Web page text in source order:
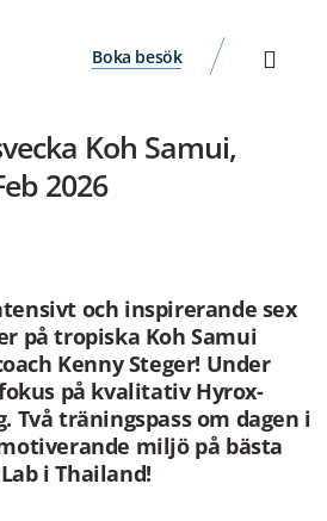
Boka besök
Koh Samui,
2026
och inspirerande sex
på tropiska Koh Samui
Kenny Steger! Under
på kvalitativ Hyrox-
Två träningspass om dagen i
miljö på bästa
i Thailand!